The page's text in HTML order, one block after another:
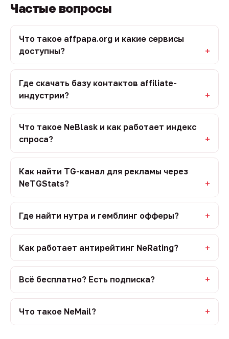
Частые вопросы
Что такое affpapa.org и какие сервисы
доступны?
Где скачать базу контактов affiliate-
индустрии?
Что такое NeBlask и как работает индекс
спроса?
Как найти TG-канал для рекламы через
NeTGStats?
Где найти нутра и гемблинг офферы?
Как работает антирейтинг NeRating?
Всё бесплатно? Есть подписка?
Что такое NeMail?